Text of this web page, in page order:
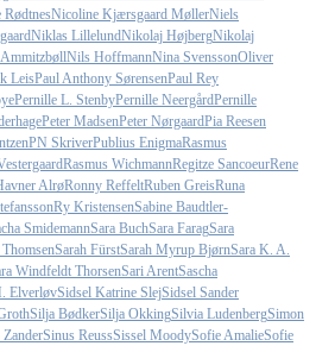
Nicoline Kjærsgaard MøllerNiels
Niklas LillelundNikolaj HøjbergNikolaj
Nils HoffmannNina SvenssonOliver
LeisPaul Anthony SørensenPaul Rey
Pernille L. StenbyPernille NeergårdPernille
Peter MadsenPeter NørgaardPia Reesen
PN SkriverPublius EnigmaRasmus
Rasmus WichmannRegitze SancoeurRene
AlrøRonny ReffeltRuben GreisRuna
Ry KristensenSabine Baudtler-
SmidemannSara BuchSara FaragSara
Sarah FürstSarah Myrup BjørnSara K. A.
Windfeldt ThorsenSari ArentSascha
ElverløvSidsel Katrine SlejSidsel Sander
Silja BødkerSilja OkkingSilvia LudenbergSimon
Sinus ReussSissel MoodySofie AmalieSofie